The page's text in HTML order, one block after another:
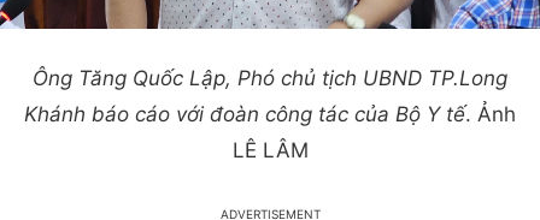
Ông Tăng Quốc Lập, Phó chủ tịch UBND TP.Long
Khánh báo cáo với đoàn công tác của Bộ Y tế. Ảnh
LÊ LÂM